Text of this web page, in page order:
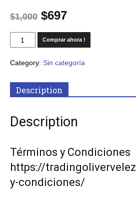
$1,000 $697
Comprar ahora !
Category: Sin categoría
Description
Description
Términos y Condiciones
https://
y-condiciones/